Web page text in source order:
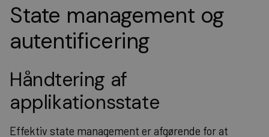
State management og
autentificering
Håndtering af
applikationsstate
Effektiv state management er afgørende for at